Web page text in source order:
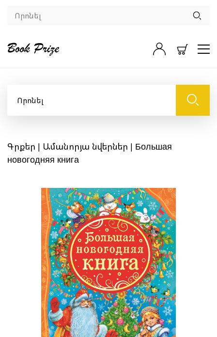
Գրքեր | Ամանորյա նվերներ | Большая
новогодняя книга